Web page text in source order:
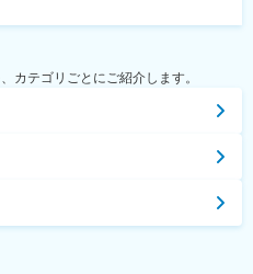
カテゴリごとにご紹介します。